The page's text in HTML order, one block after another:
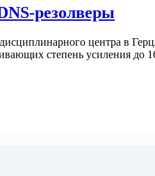
резолверы
центра в
степень усиления